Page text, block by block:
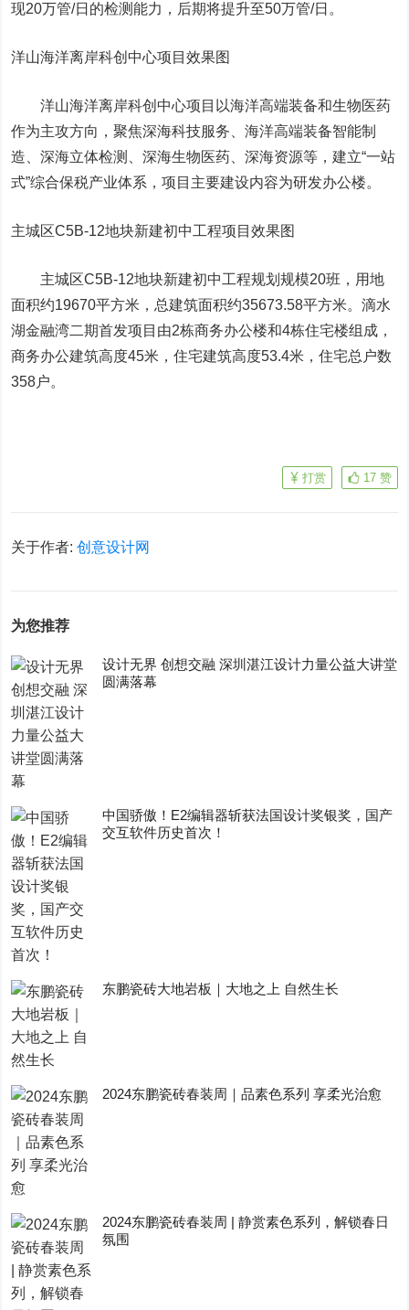
现20万管/日的检测能力，后期将提升至50万管/日。
洋山海洋离岸科创中心项目效果图
洋山海洋离岸科创中心项目以海洋高端装备和生物医药
作为主攻方向，聚焦深海科技服务、海洋高端装备智能制
造、深海立体检测、深海生物医药、深海资源等，建立“一站
式”综合保税产业体系，项目主要建设内容为研发办公楼。
主城区C5B-12地块新建初中工程项目效果图
主城区C5B-12地块新建初中工程规划规模20班，用地
面积约19670平方米，总建筑面积约35673.58平方米。滴水
湖金融湾二期首发项目由2栋商务办公楼和4栋住宅楼组成，
商务办公建筑高度45米，住宅建筑高度53.4米，住宅总户数
358户。
17 赞
打赏
关于作者:创意设计网
为您推荐
设计无界 创想交融 深圳湛江设计力量公益大讲堂
圆满落幕
中国骄傲！E2编辑器斩获法国设计奖银奖，国产
交互软件历史首次！
东鹏瓷砖大地岩板｜大地之上 自然生长
2024东鹏瓷砖春装周｜品素色系列 享柔光治愈
2024东鹏瓷砖春装周 | 静赏素色系列，解锁春日
氛围